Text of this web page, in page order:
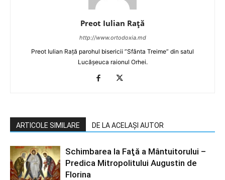
Preot Iulian Raţă
http://www.ortodoxia.md
Preot Iulian Rață parohul bisericii ”Sfânta Treime” din satul
Lucășeuca raionul Orhei.
ARTICOLE SIMILARE DE LA ACELAȘI AUTOR
Schimbarea la Faţă a Mântuitorului –
Predica Mitropolitului Augustin de
Florina